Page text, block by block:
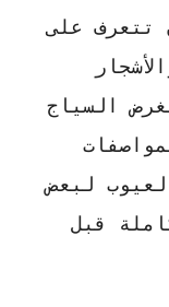
تتعرف على
السياج
لبعض
قبل